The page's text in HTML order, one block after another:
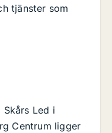
tjänster som
Led i
Centrum ligger